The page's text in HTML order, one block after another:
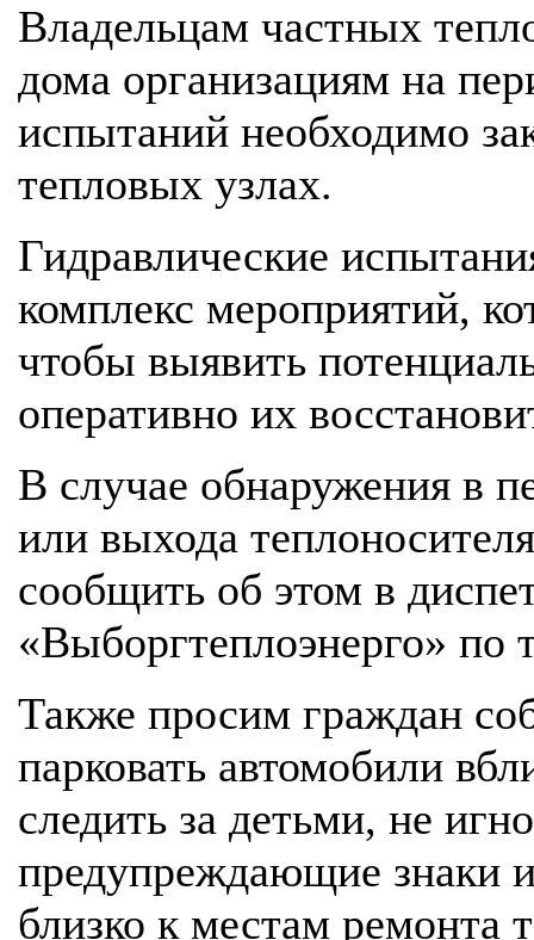
Владельцам частных
дома организациям на
испытаний необходимо
тепловых узлах.
Гидравлические
комплекс мероприятий,
чтобы выявить
оперативно их
В случае обнаружения в
или выхода
сообщить об этом в
«Выборгтеплоэнерго» по
Также просим граждан
парковать автомобили
следить за детьми, не
предупреждающие знаки
близко к местам ремонта